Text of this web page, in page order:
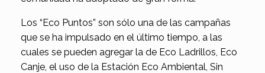
Los “Eco Puntos” son sólo una de las campañas
que se ha impulsado en el último tiempo, a las
cuales se pueden agregar la de Eco Ladrillos, Eco
Canje, el uso de la Estación Eco Ambiental, Sin